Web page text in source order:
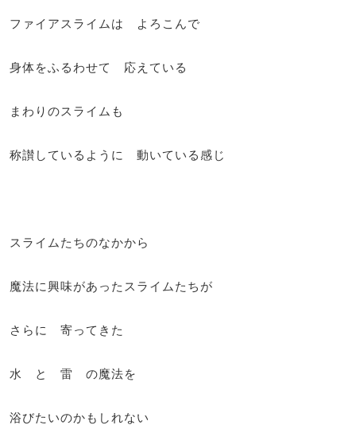
ファイアスライムは よろこんで
身体をふるわせて 応えている
まわりのスライムも
称讃しているように 動いている感じ
スライムたちのなかから
魔法に興味があったスライムたちが
さらに 寄ってきた
水 と 雷 の魔法を
浴びたいのかもしれない